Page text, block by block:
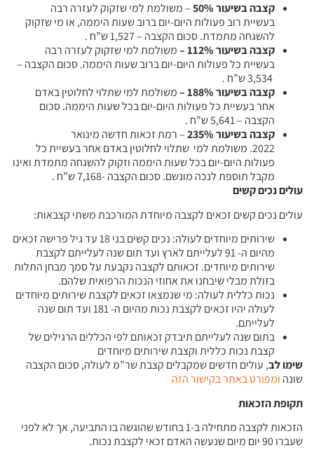
קצבה בשיעור 50%
– משולמת למי שזקוק לעזרה רבה
בעשיית רוב פעולות היום-יום ברוב שעות היממה, או מי שזקוק
להשגחה מתמדת. סכום הקצבה – 1,527 ש”ח .
קצבה בשיעור 112%
–משולמת למי שזקוק לעזרה רבה
בעשיית כל פעולות היום-יום ברוב שעות היממה. סכום הקצבה –
קצבה בשיעור 188%
–משולמת למי שתלוי לחלוטין באדם
אחר בעשיית כל פעולות היום-יום בכל שעות היממה. סכום
הקצבה – 5,641 ש”ח .
קצבה בשיעור 235%
– רמת זכאות חדשה מינואר
2022. משולמת למי שתלוי לחלוטין באדם אחר בעשיית כל
פעולות היום-יום בכל שעות היממה וזקוק להשגחה מתמדת ואינו
מקבל תוספת לנכה מונשם. סכום הקצבה -7,168 ש”ח .
עולים נכים קשים
עולים נכים קשים זכאים לקצבה מיוחדת המורכבת משתי קצבאות:
שירותים מיוחדים לעולה: נכים קשים בני 18 עד גיל פרישה זכאים
מהיום ה- 91 לעלייתם לארץ ועד תום שנה לעלייתם לקצבת
שירותים מיוחדים. זכאותם לקצבה נקבעת על סמך מבחן התלות
בזולת מבלי שיבחנו את אחוזי הנכות הרפואית שלהם.
נכות כללית לעולה: מי שנמצאו זכאים לקצבת שירותים מיוחדים
לעולה יהיו זכאים לקצבת נכות מהיום ה- 181 ועד תום שנה
לעלייתם.
בתום שנה לעלייתם תיבדק זכאותם לפי הכללים הרגילים של
קצבת נכות כללית וקצבת שירותים מיוחדים
שימו לב, עולים חדשים שמקבלים קצבת שר”מ לעולה, סכום הקצבה
שונה ומפורט באתר בקישור הזה
תקופת הזכאות
הזכאות לקצבה מתחילה ב-1 בחודש שהוגשה בו התביעה, אך לא לפני
שעברו 90 יום מיום שנעשה האדם זכאי לקצבת נכות.